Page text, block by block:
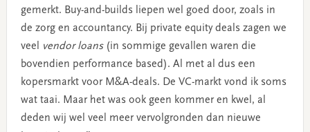
gemerkt. Buy-and-builds liepen wel goed door, zoals in
de zorg en accountancy. Bij private equity deals zagen we
veel
vendor loans (in sommige gevallen waren die
bovendien performance based). Al met al dus een
kopersmarkt voor M&A-deals. De VC-markt vond ik soms
wat taai. Maar het was ook geen kommer en kwel, al
deden wij wel veel meer vervolgronden dan nieuwe